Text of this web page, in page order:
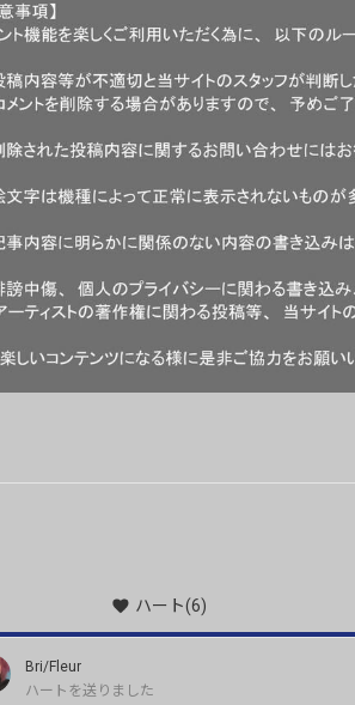
ハート(6)
Bri/Fleur
ハートを送りました